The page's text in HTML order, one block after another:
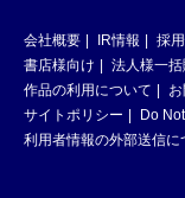
会社概要 IR情報 採
書店様向け
法人様一括
作品の利用について
サイトポリシー
Do
利用者情報の外部送信に